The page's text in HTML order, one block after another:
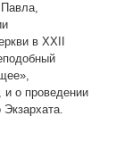
в ХХII
и о проведении